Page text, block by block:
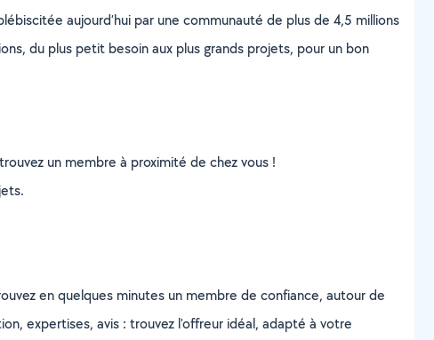
aujourd’hui par une communauté de plus de 4,5 millions
du plus petit besoin aux plus grands projets, pour un bon
un membre à proximité de chez vous !
en quelques minutes un membre de confiance, autour de
expertises, avis : trouvez l'offreur idéal, adapté à votre